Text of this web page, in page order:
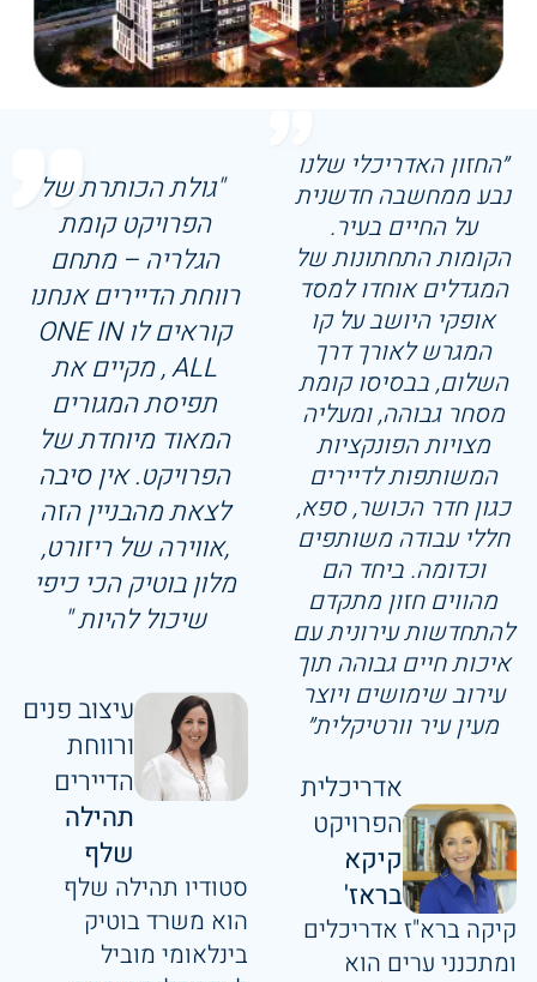
״החזון האדריכלי שלנו
נבע ממחשבה חדשנית
על החיים בעיר.
הקומות התחתונות של
המגדלים אוחדו למסד
אופקי היושב על קו
המגרש לאורך דרך
השלום, בבסיסו קומת
מסחר גבוהה, ומעליה
מצויות הפונקציות
המשותפות לדיירים
כגון חדר הכושר, ספא,
חללי עבודה משותפים
וכדומה. ביחד הם
מהווים חזון מתקדם
להתחדשות עירונית עם
איכות חיים גבוהה תוך
עירוב שימושים ויוצר
מעין עיר וורטיקלית״
אדריכלית
הפרויקט
קיקא
בראז'
קיקה ברא"ז אדריכלים
ומתכנני ערים הוא
"גולת הכותרת של
הפרויקט קומת
הגלריה – מתחם
רווחת הדיירים אנחנו
קוראים לו ONE IN
ALL , מקיים את
תפיסת המגורים
המאוד מיוחדת של
הפרויקט. אין סיבה
לצאת מהבניין הזה
,אווירה של ריזורט,
מלון בוטיק הכי כיפי
שיכול להיות "
עיצוב פנים
ורווחת
הדיירים
תהילה
שלף
סטודיו תהילה שלף
הוא משרד בוטיק
בינלאומי מוביל